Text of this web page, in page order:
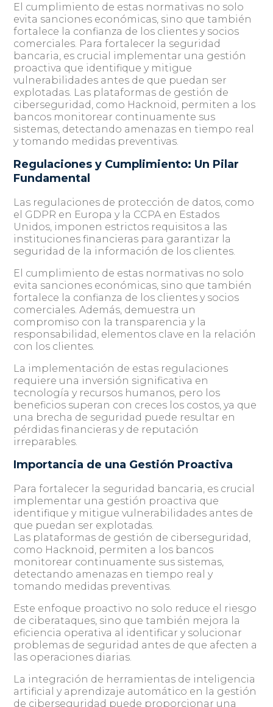
El cumplimiento de estas normativas no solo
evita sanciones económicas, sino que también
fortalece la confianza de los clientes y socios
comerciales. Para fortalecer la seguridad
bancaria, es crucial implementar una gestión
proactiva que identifique y mitigue
vulnerabilidades antes de que puedan ser
explotadas. Las plataformas de gestión de
ciberseguridad, como Hacknoid, permiten a los
bancos monitorear continuamente sus
sistemas, detectando amenazas en tiempo real
y tomando medidas preventivas.
Regulaciones y Cumplimiento: Un Pilar
Fundamental
Las regulaciones de protección de datos, como
el GDPR en Europa y la CCPA en Estados
Unidos, imponen estrictos requisitos a las
instituciones financieras para garantizar la
seguridad de la información de los clientes.
El cumplimiento de estas normativas no solo
evita sanciones económicas, sino que también
fortalece la confianza de los clientes y socios
comerciales. Además, demuestra un
compromiso con la transparencia y la
responsabilidad, elementos clave en la relación
con los clientes.
La implementación de estas regulaciones
requiere una inversión significativa en
tecnología y recursos humanos, pero los
beneficios superan con creces los costos, ya que
una brecha de seguridad puede resultar en
pérdidas financieras y de reputación
irreparables.
Importancia de una Gestión Proactiva
Para fortalecer la seguridad bancaria, es crucial
implementar una gestión proactiva que
identifique y mitigue vulnerabilidades antes de
que puedan ser explotadas.
Las plataformas de gestión de ciberseguridad,
como Hacknoid, permiten a los bancos
monitorear continuamente sus sistemas,
detectando amenazas en tiempo real y
tomando medidas preventivas.
Este enfoque proactivo no solo reduce el riesgo
de ciberataques, sino que también mejora la
eficiencia operativa al identificar y solucionar
problemas de seguridad antes de que afecten a
las operaciones diarias.
La integración de herramientas de inteligencia
artificial y aprendizaje automático en la gestión
de ciberseguridad puede proporcionar una